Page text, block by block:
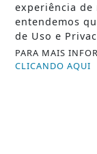
experiência de
entendemos
de Uso e
PARA MAIS
CLICANDO AQUI